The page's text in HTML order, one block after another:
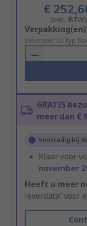
€
(excl. BTW)
Add
to
Basket
Verpakking(en)
selecteer of typ
GRATIS
meer dan €
Voorradig bij
Klaar voor
november
Heeft u meer
leverdata' voor